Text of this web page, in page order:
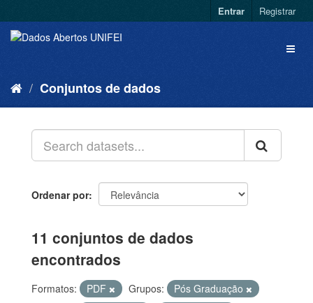
Entrar Registrar
Conjuntos de dados
Ordenar por
11 conjuntos de dados
encontrados
Formatos: PDF Grupos:
Pós Graduação